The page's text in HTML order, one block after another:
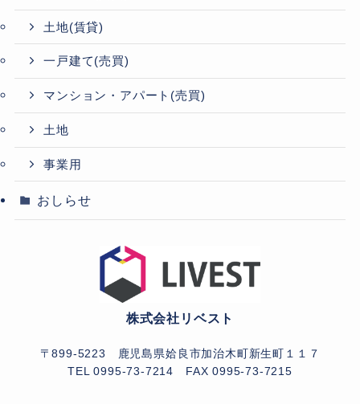
土地(賃貸)
一戸建て(売買)
マンション・アパート(売買)
土地
事業用
おしらせ
株式会社リベスト
〒899-5223 鹿児島県姶良市加治木町新生町１１７
TEL 0995-73-7214 FAX 0995-73-7215